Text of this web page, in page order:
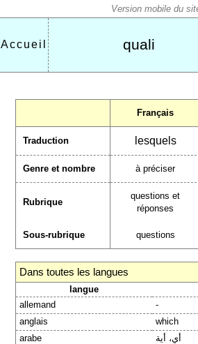
Accueil quali
Français
Traduction lesquels
Genre et nombre à préciser
Rubrique
questions et
réponses
Sous-rubrique questions
Dans toutes les langues
langue
allemand
-
anglais
which
arabe
أي، أية